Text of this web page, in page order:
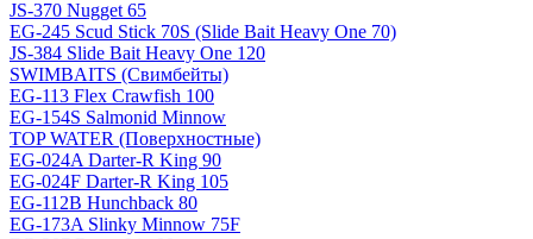
JS-370 Nugget 65
EG-245 Scud Stick 70S (Slide Bait Heavy One 70)
JS-384 Slide Bait Heavy One 120
SWIMBAITS (Свимбейты)
EG-113 Flex Crawfish 100
EG-154S Salmonid Minnow
TOP WATER (Поверхностные)
EG-024A Darter-R King 90
EG-024F Darter-R King 105
EG-112B Hunchback 80
EG-173A Slinky Minnow 75F